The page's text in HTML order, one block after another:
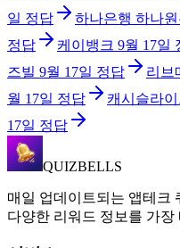
일 정답 하나은행 하나원
정답
케이뱅크 9월 17일
즈빌 9월 17일 정답 리브
월 17일 정답 캐시슬라이
17일 정답
QUIZBELLS
매일 업데이트되는 앱테크
다양한 리워드 정보를 가장